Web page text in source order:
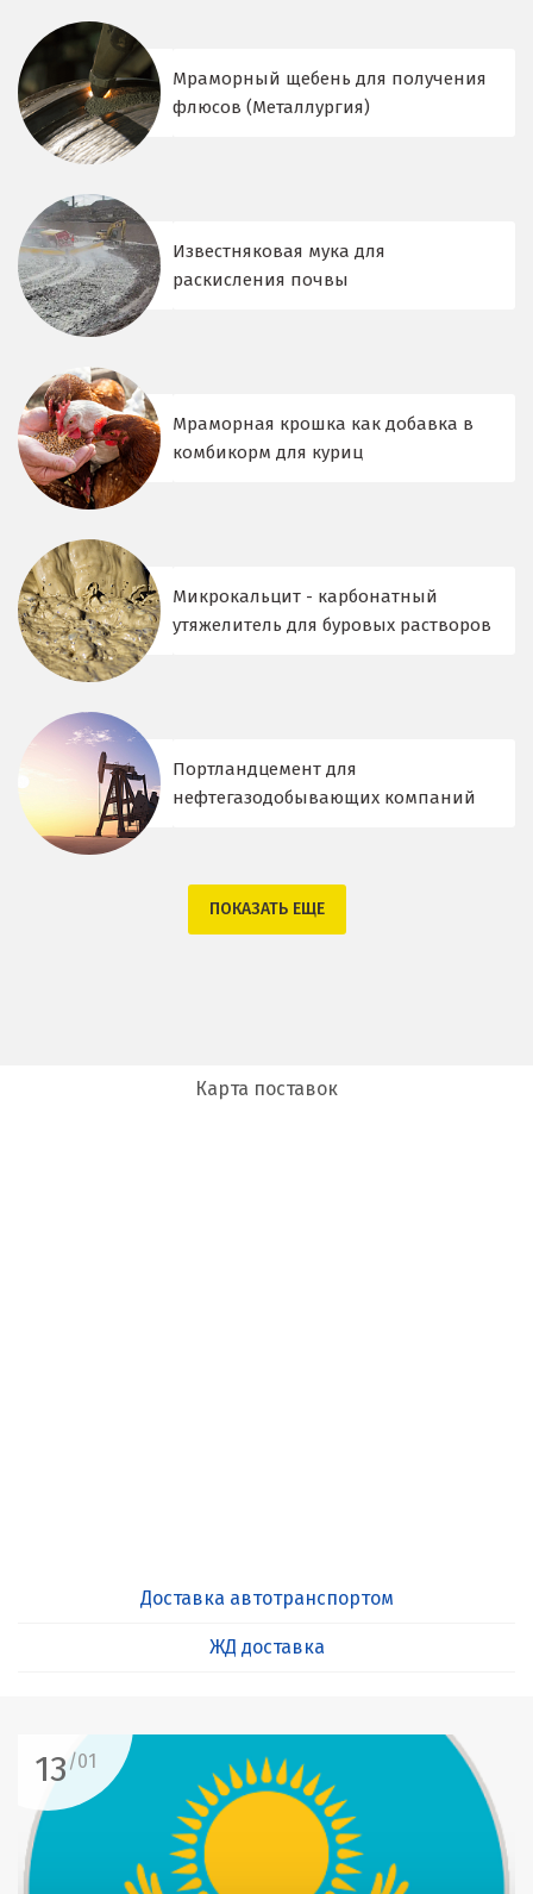
Мраморный щебень для получения
флюсов (Металлургия)
Известняковая мука для
раскисления почвы
Мраморная крошка как добавка в
комбикорм для куриц
Микрокальцит - карбонатный
утяжелитель для буровых растворов
Портландцемент для
нефтегазодобывающих компаний
ПОКАЗАТЬ ЕЩЕ
Карта поставок
Доставка автотранспортом
ЖД доставка
13 /01